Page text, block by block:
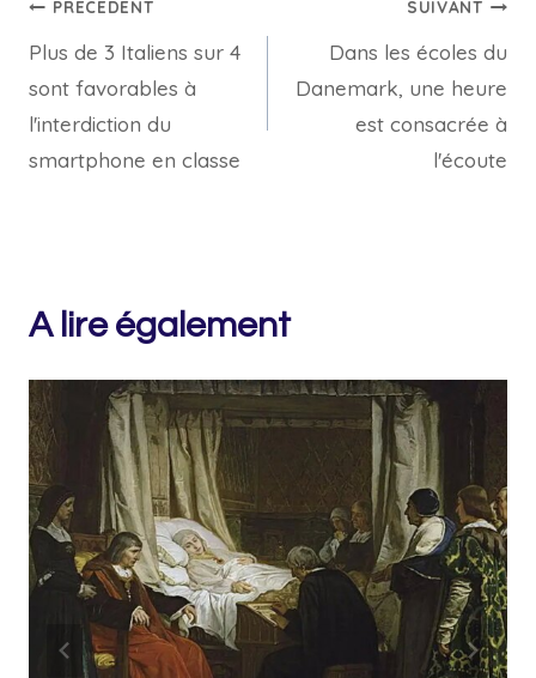
Navigation
de
l’article
PRÉCÉDENT
Plus de 3 Italiens sur 4
sont favorables à
l'interdiction du
smartphone en classe
SUIVANT
Dans les écoles du
Danemark, une heure
est consacrée à
l'écoute
A lire également